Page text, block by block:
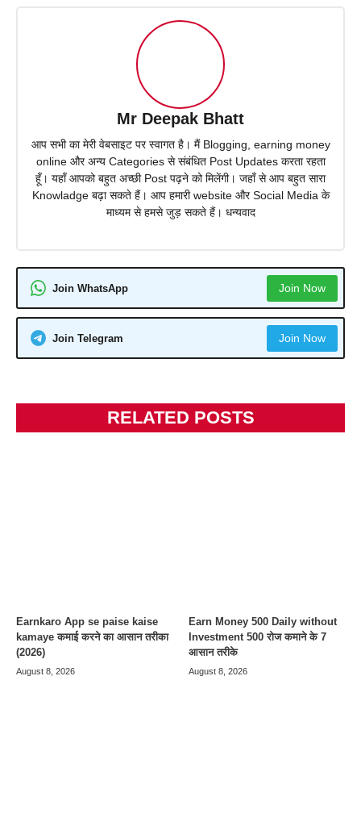
Mr Deepak Bhatt
आप सभी का मेरी वेबसाइट पर स्वागत है। मैं Blogging, earning money
online और अन्य Categories से संबंधित Post Updates करता रहता
हूँ। यहाँ आपको बहुत अच्छी Post पढ़ने को मिलेंगी। जहाँ से आप बहुत सारा
Knowladge बढ़ा सकते हैं। आप हमारी website और Social Media के
माध्यम से हमसे जुड़ सकते हैं। धन्यवाद
Join WhatsApp Join Now
Join Telegram Join Now
RELATED POSTS
Earnkaro App se paise kaise
kamaye कमाई करने का आसान तरीका
(2026)
August 8, 2026
Earn Money 500 Daily without
Investment 500 रोज कमाने के 7
आसान तरीके
August 8, 2026